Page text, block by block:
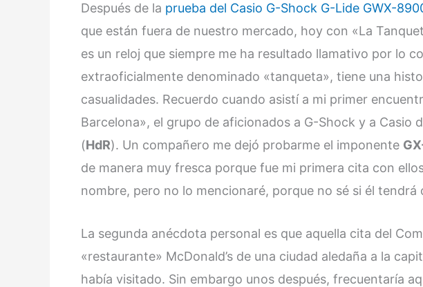
Después de la prueba del Casio G-Shock G-Lide GWX-
que están fuera de nuestro mercado, hoy con «La
es un reloj que siempre me ha resultado llamativo por lo
extraoficialmente denominado «tanqueta», tiene una
casualidades. Recuerdo cuando asistí a mi primer
Barcelona», el grupo de aficionados a G-Shock y a Casio
(HdR). Un compañero me dejó probarme el imponente
de manera muy fresca porque fue mi primera cita con
nombre, pero no lo mencionaré, porque no sé si él
La segunda anécdota personal es que aquella cita del
«restaurante» McDonald’s de una ciudad aledaña a la
había visitado. Sin embargo unos después, frecuentaría